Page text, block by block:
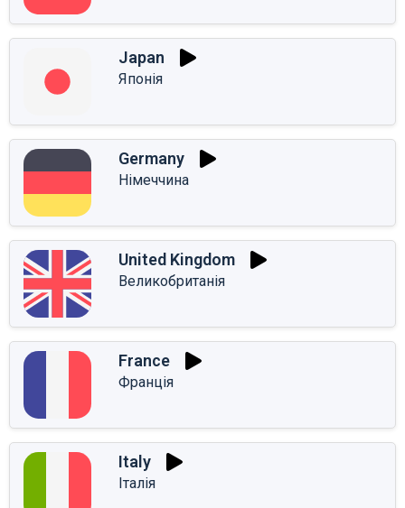
Japan
Японія
Germany
Німеччина
United Kingdom
Великобританія
France
Франція
Italy
Італія